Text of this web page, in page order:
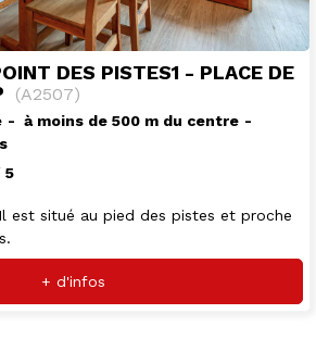
DES PISTES1 - PLACE DE
(A2507)
à moins de 500 m du centre
5
est situé au pied des pistes et proche
+ d'infos